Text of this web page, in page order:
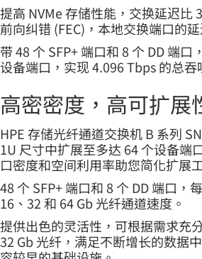
提高 NVMe 存储性能，交换延迟比
前向纠错 (FEC)，本地交换端口的
带 48 个 SFP+ 端口和 8 个 DD 端口
设备端口，实现 4.096 Tbps 的总
高密密度，高可扩展
HPE 存储光纤通道交换机 B 系列
1U 尺寸中扩展至多达 64 个设备端
口密度和空间利用率助您简化扩展
48 个 SFP+ 端口和 8 个 DD 端口，
16、32 和 64 Gb 光纤通道速度。
提供出色的灵活性，可根据需求充
32 Gb 光纤，满足不断增长的数据